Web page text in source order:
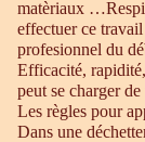
matèriaux
effectuer ce
profesionnel du
Efficacité,
peut se charger de
Les règles pour
Dans une